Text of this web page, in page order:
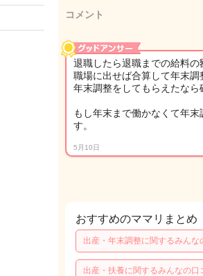
コメント
退職したら退職までの給料
職場に出せば合算して年末調
年末調整をしてもらえたなら
もし年末まで働かなくて年
す。
5月10日
おすすめのママリまとめ
出産・年末調整に関するみんな
出産・扶養に関するみんなの口